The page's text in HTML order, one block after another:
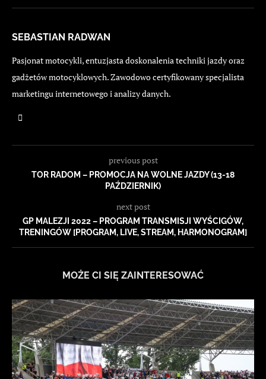
SEBASTIAN RADWAN
Pasjonat motocykli, entuzjasta doskonalenia techniki jazdy oraz
gadżetów motocyklowych. Zawodowo certyfikowany specjalista
marketingu internetowego i analizy danych.
previous post
TOR RADOM – PROMOCJA NA WOLNE JAZDY (13-18
PAŹDZIERNIK)
next post
GP MALEZJI 2022 – PROGRAM TRANSMISJI WYŚCIGÓW,
TRENINGÓW [PROGRAM, LIVE, STREAM, HARMONOGRAM]
MOŻE CI SIĘ ZAINTERESOWAĆ